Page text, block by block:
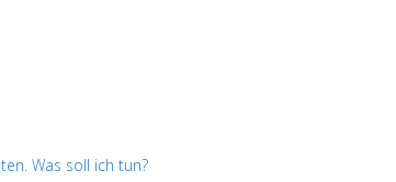
Was soll ich tun?